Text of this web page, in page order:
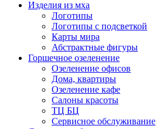
Изделия из мха
Логотипы
Логотипы с подсветкой
Карты мира
Абстрактные фигуры
Горшечное озеленение
Озеленение офисов
Дома, квартиры
Озеленение кафе
Салоны красоты
ТЦ БЦ
Сервисное обслуживание